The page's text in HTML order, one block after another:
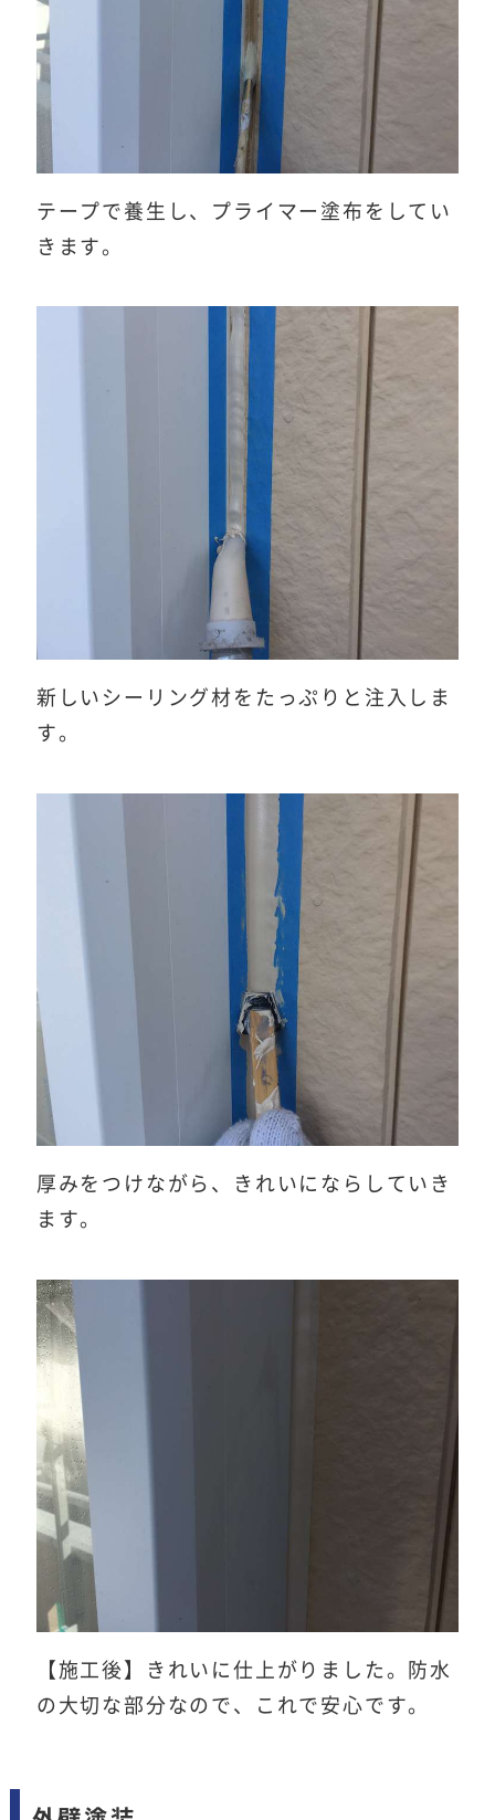
テープで養生し、プライマー塗布をしてい
きます。
新しいシーリング材をたっぷりと注入しま
す。
厚みをつけながら、きれいにならしていき
ます。
【施工後】きれいに仕上がりました。防水
の大切な部分なので、これで安心です。